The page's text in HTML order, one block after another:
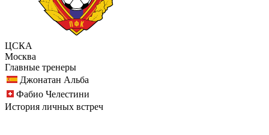
ЦСКА
Москва
Главные тренеры
Джонатан Альба
Фабио Челестини
История личных встреч